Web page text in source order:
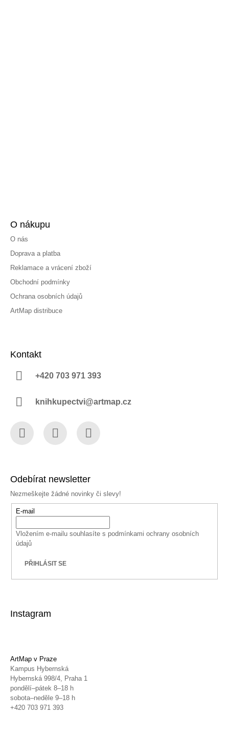
O nákupu
O nás
Doprava a platba
Reklamace a vrácení zboží
Obchodní podmínky
Ochrana osobních údajů
ArtMap distribuce
Kontakt
+420 703 971 393
knihkupectvi@artmap.cz
Odebírat newsletter
Nezmeškejte žádné novinky či slevy!
E-mail
Vložením e-mailu souhlasíte s podmínkami ochrany osobních
údajů
PŘIHLÁSIT SE
Instagram
ArtMap v Praze
Kampus Hybernská
Hybernská 998/4, Praha 1
pondělí–pátek 8–18 h
sobota–neděle 9–18 h
+420 703 971 393